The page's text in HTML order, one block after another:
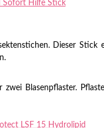
Dieser Stick
Blasenpflaster.